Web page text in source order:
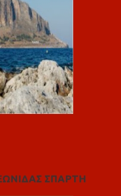
ΣΠΑΡΤΗ